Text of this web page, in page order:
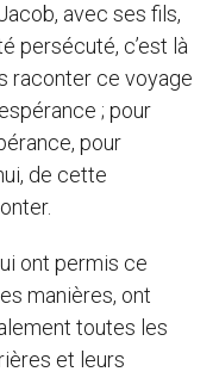
avec ses fils,
persécuté, c’est là
raconter ce voyage
; pour
pour
de cette
ont permis ce
manières, ont
toutes les
et leurs